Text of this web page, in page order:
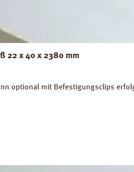
22 x 40 x 2380 mm
optional mit Befestigungsclips